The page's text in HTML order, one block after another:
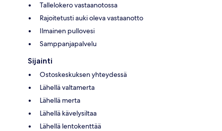
Tallelokero vastaanotossa
Rajoitetusti auki oleva vastaanotto
Ilmainen pullovesi
Samppanjapalvelu
Sijainti
Ostoskeskuksen yhteydessä
Lähellä valtamerta
Lähellä merta
Lähellä kävelysiltaa
Lähellä lentokenttää